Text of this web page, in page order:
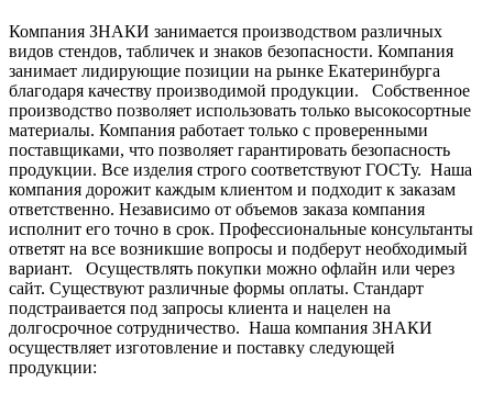
Компания ЗНАКИ занимается производством различных
видов стендов, табличек и знаков безопасности. Компания
занимает лидирующие позиции на рынке Екатеринбурга
благодаря качеству производимой продукции.
Собственное
производство позволяет использовать только высокосортные
материалы. Компания работает только с проверенными
поставщиками, что позволяет гарантировать безопасность
продукции. Все изделия строго соответствуют ГОСТу. Наша
компания дорожит каждым клиентом и подходит к заказам
ответственно. Независимо от объемов заказа компания
исполнит его точно в срок. Профессиональные консультанты
ответят на все возникшие вопросы и подберут необходимый
вариант.
Осуществлять покупки можно офлайн или через
сайт. Существуют различные формы оплаты. Стандарт
подстраивается под запросы клиента и нацелен на
долгосрочное сотрудничество. Наша компания ЗНАКИ
осуществляет изготовление и поставку следующей
продукции: